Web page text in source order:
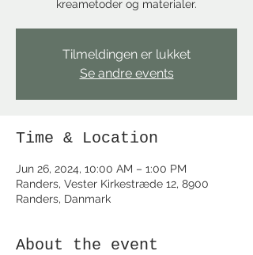
kreametoder og materialer.
Tilmeldingen er lukket
Se andre events
Time & Location
Jun 26, 2024, 10:00 AM – 1:00 PM
Randers, Vester Kirkestræde 12, 8900
Randers, Danmark
About the event